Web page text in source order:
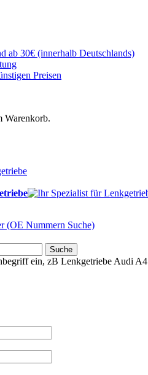
ab 30€ (innerhalb Deutschlands)
Preisen
Warenkorb.
(OE Nummern Suche)
Suche
ein, zB Lenkgetriebe Audi A4